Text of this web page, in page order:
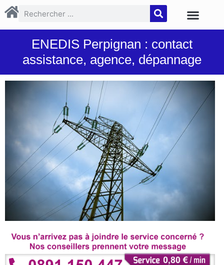
ENEDIS Perpignan : contact
assistance, agence, dépannage